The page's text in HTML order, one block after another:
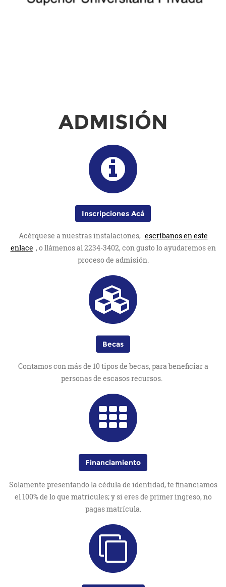
ADMISIÓN
Inscripciones Acá
Acérquese a nuestras instalaciones, escríbanos en este
enlace , o llámenos al 2234-3402, con gusto lo ayudaremos en
proceso de admisión.
Becas
Contamos con más de 10 tipos de becas, para beneficiar a
personas de escasos recursos.
Financiamiento
Solamente presentando la cédula de identidad, te financiamos
el 100% de lo que matricules; y si eres de primer ingreso, no
pagas matrícula.